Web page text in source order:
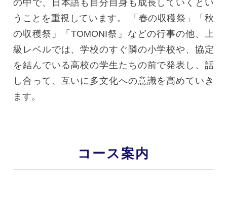
の中で、日本語も自分自身も成長していくとい
うことを重視しています。 「春の収穫祭」「秋
の収穫祭」「TOMONI祭」などの行事の他、上
級レベルでは、学校のすぐ隣の小学校や、協定
を結んでいる高校の学生たちの前で発表し、話
し合って、互いに多文化への意識を高めていき
ます。
コース案内